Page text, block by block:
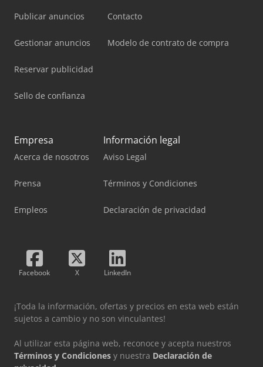
Publicar anuncios
Gestionar anuncios
Reservar publicidad
Sello de confianza
Contacto
Modelo de contrato de compra
Empresa
Acerca de nosotros
Prensa
Empleos
Información legal
Aviso Legal
Términos y Condiciones
Declaración de privacidad
Facebook X LinkedIn
¡Toda la información, ofertas y precios en esta web están
sujetos a cambio y no son vinculantes!
Al utilizar esta página web, reconoce y acepta nuestros
Términos y Condiciones y nuestra Declaración de